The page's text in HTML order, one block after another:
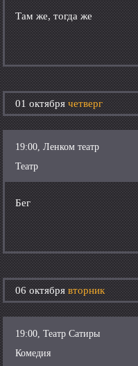
Там же, тогда же
01 октябрячетверг
19:00, Ленком театр
Театр
Бег
06 октябрявторник
19:00, Театр Сатиры
Комедия